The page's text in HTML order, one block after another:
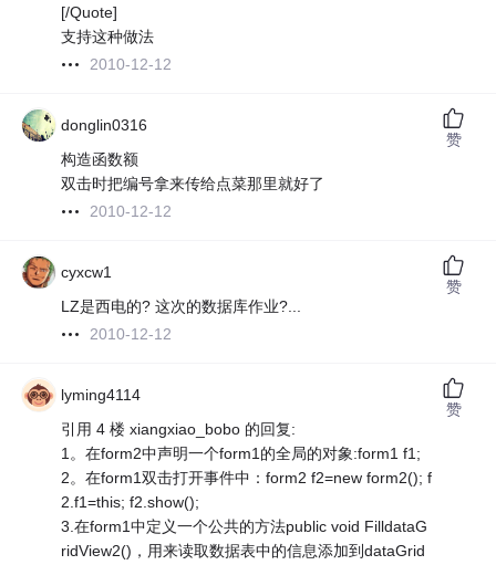
[/Quote]
支持这种做法
2010-12-12
donglin0316
构造函数额
双击时把编号拿来传给点菜那里就好了
2010-12-12
赞
cyxcw1
LZ是西电的? 这次的数据库作业?...
2010-12-12
赞
lyming4114
引用 4 楼 xiangxiao_bobo 的回复:
1。在form2中声明一个form1的全局的对象:form1 f1;
2。在form1双击打开事件中：form2 f2=new form2(); f
2.f1=this; f2.show();
3.在form1中定义一个公共的方法public void FilldataG
ridView2()，用来读取数据表中的信息添加到dataGrid
赞